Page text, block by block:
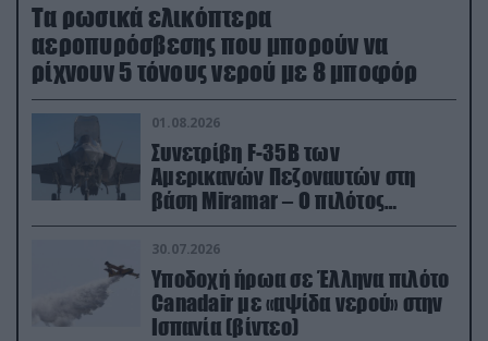
Τα ρωσικά ελικόπτερα
αεροπυρόσβεσης που μπορούν να
ρίχνουν 5 τόνους νερού με 8 μποφόρ
01.08.2026
Συνετρίβη F-35B των
Αμερικανών Πεζοναυτών στη
βάση Miramar – Ο πιλότος
εκτινάχθηκε εγκαίρως
30.07.2026
Υποδοχή ήρωα σε Έλληνα πιλότο
Canadair με «αψίδα νερού» στην
Ισπανία (βίντεο)